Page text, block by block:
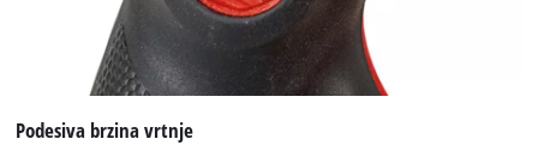
Podesiva brzina vrtnje